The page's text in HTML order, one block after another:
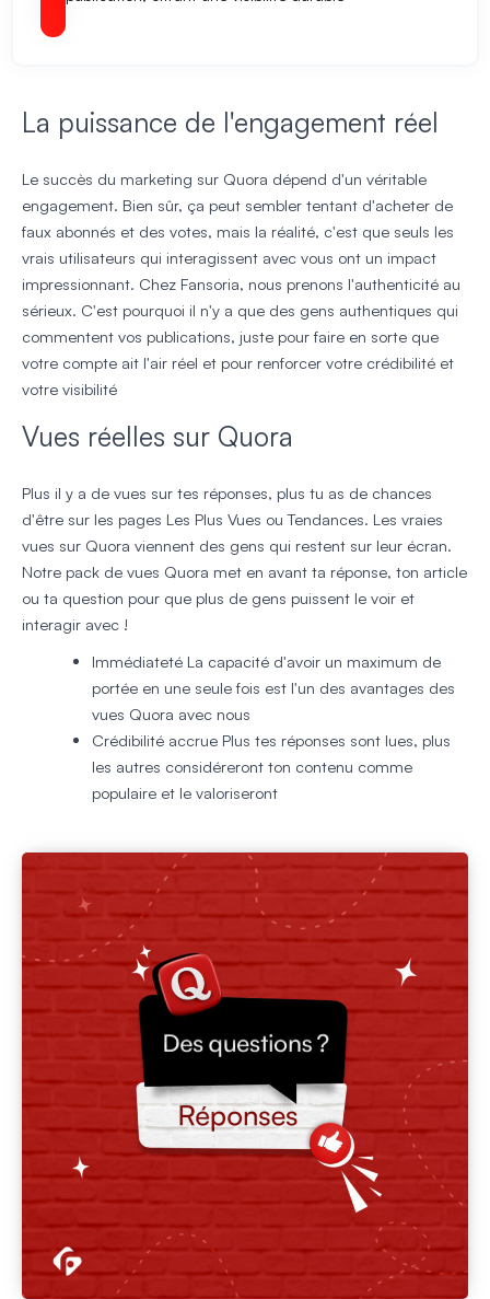
La puissance de l'engagement réel
Le succès du marketing sur Quora dépend d'un véritable
engagement. Bien sûr, ça peut sembler tentant d'acheter de
faux abonnés et des votes, mais la réalité, c'est que seuls les
vrais utilisateurs qui interagissent avec vous ont un impact
impressionnant. Chez Fansoria, nous prenons l'authenticité au
sérieux. C'est pourquoi il n'y a que des gens authentiques qui
commentent vos publications, juste pour faire en sorte que
votre compte ait l'air réel et pour renforcer votre crédibilité et
votre visibilité
Vues réelles sur Quora
Plus il y a de vues sur tes réponses, plus tu as de chances
d'être sur les pages Les Plus Vues ou Tendances. Les vraies
vues sur Quora viennent des gens qui restent sur leur écran.
Notre pack de vues Quora met en avant ta réponse, ton article
ou ta question pour que plus de gens puissent le voir et
interagir avec !
ImmédiatetéLa capacité d'avoir un maximum de
portée en une seule fois est l'un des avantages des
vues Quora avec nous
Crédibilité accruePlus tes réponses sont lues, plus
les autres considéreront ton contenu comme
populaire et le valoriseront